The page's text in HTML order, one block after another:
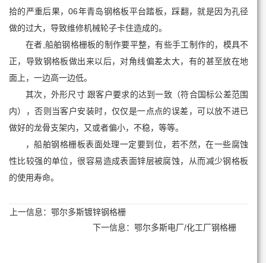
拾的严重后果，06年青岛钢格板平台踏板，踩翻，就是因为孔径
做的过大，导致维修机械轮子卡住造成的。
在者,船舶钢格栅板的制作要平整，有些手工制作的，模具不
正，导致钢格板做出来以后，对角线偏差太大，有的甚至放在地
面上，一边高一边低。
其次，外形尺寸 跟客户要求的达到一致（符合国标公差范围
内），否则当客户安装时，仅仅是一点点的误差，可以放不进已
做好的龙骨支架内，又或者偏小，不稳，等等。
，船舶钢格栅板表面处理一定要到位，若不然，在一些腐蚀
性比较强的单位，很容易造成表面锌层被腐蚀，从而减少钢格板
的使用寿命。
上一信息： 鄂尔多斯镀锌钢格栅
下一信息：鄂尔多斯电厂/化工厂钢格栅